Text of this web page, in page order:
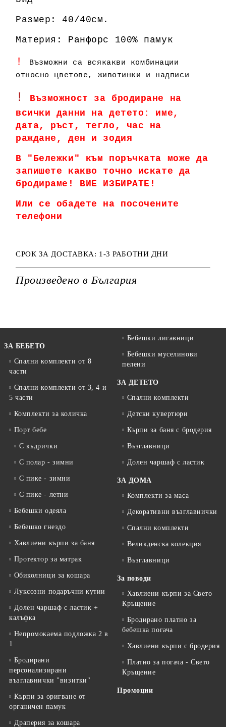
Размер: 40/40см.
Материя: Ранфорс 100% памук
!
Възможни са всякакви комбинации
относно цветове, животинки и надписи
!
Възможност за бродиране на
всички данни на детето: име,
дата, ръст, тегло, час на
раждане, ден и зодия
В "Бележки" към поръчката може да
запишете какво точно искате да
бродираме! ВИЕ ИЗБИРАТЕ!
Или се обадете на посочените
телефони
СРОК ЗА ДОСТАВКА: 1-3 РАБОТНИ ДНИ
Произведено в България
ЗА БЕБЕТО
Спални комплекти от 8
части
Спални комплекти от 3, 4 и
5 части
Комплекти за количка
Порт бебе
С къдрички
С полар - зимни
С пике - зимни
С пике - летни
Бебешки одеяла
Бебешко гнездо
Хавлиени кърпи за баня
Протектор за матрак
Обиколници за кошара
Луксозни подаръчни кутии
Долен чаршаф с ластик +
калъфка
Непромокаема подложка 2 в
1
Бродирани
персонализирани
възглавнички "визитки"
Кърпи за оригване от
органичен памук
Драперия за кошара
Бебешки лигавници
Бебешки муселинови
пелени
ЗА ДЕТЕТО
Спални комплекти
Детски кувертюри
Кърпи за баня с бродерия
Възглавници
Долен чаршаф с ластик
ЗА ДОМА
Комплекти за маса
Декоративни възглавнички
Спални комплекти
Великденска колекция
Възглавници
За поводи
Хавлиени кърпи за Свето
Кръщение
Бродирано платно за
бебешка погача
Хавлиени кърпи с бродерия
Платно за погача - Свето
Кръщение
Промоции